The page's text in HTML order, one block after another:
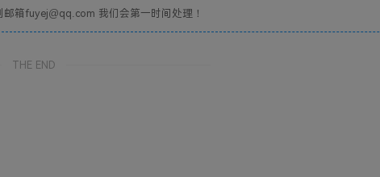
箱fuyej@qq.com 我们会第一时间处理！
THE END